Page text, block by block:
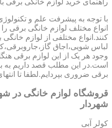
راهنمای خرید لوازم خانگی برقی
با توجه به پیشرفت علم و
انواع مختلف لوازم خانگی برقی
کنند.انواع مختلفی از لوازم
لباس شویی،اجاق
وجود هر یک از این لوازم برقی
است.در این مطلب قصد داریم به
برقی ضروری بپردایم.لطفا تا
قروشگاه لوازم خانگی در
شهردار
کولر آبی